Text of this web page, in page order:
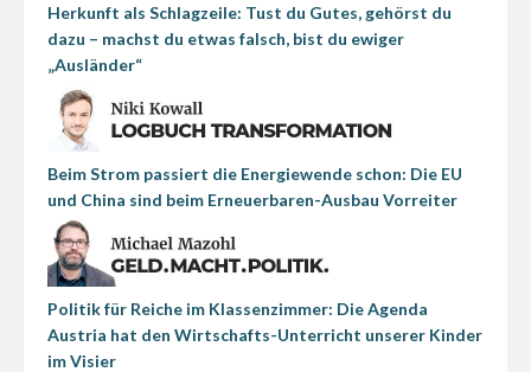
Herkunft als Schlagzeile: Tust du Gutes, gehörst du
dazu – machst du etwas falsch, bist du ewiger
„Ausländer“
Beim Strom passiert die Energiewende schon: Die EU
und China sind beim Erneuerbaren-Ausbau Vorreiter
Politik für Reiche im Klassenzimmer: Die Agenda
Austria hat den Wirtschafts-Unterricht unserer Kinder
im Visier